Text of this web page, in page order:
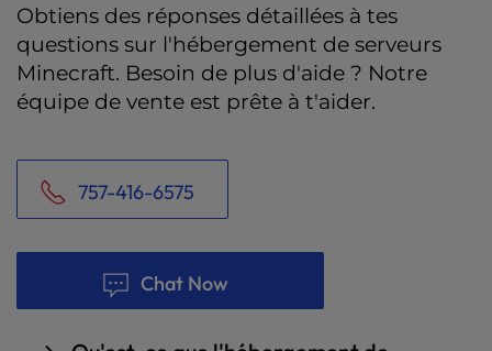
Obtiens des réponses détaillées à tes
questions sur l'hébergement de serveurs
Minecraft. Besoin de plus d'aide ? Notre
équipe de vente est prête à t'aider.
757-416-6575
Chat Now